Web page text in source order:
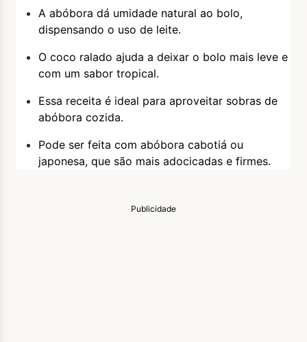
A abóbora dá umidade natural ao bolo,
dispensando o uso de leite.
O coco ralado ajuda a deixar o bolo mais leve e
com um sabor tropical.
Essa receita é ideal para aproveitar sobras de
abóbora cozida.
Pode ser feita com abóbora cabotiá ou
japonesa, que são mais adocicadas e firmes.
Publicidade